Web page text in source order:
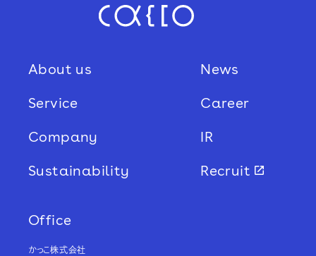
About us
Service
Company
Sustainability
News
Career
IR
Recruit
Office
かっこ株式会社